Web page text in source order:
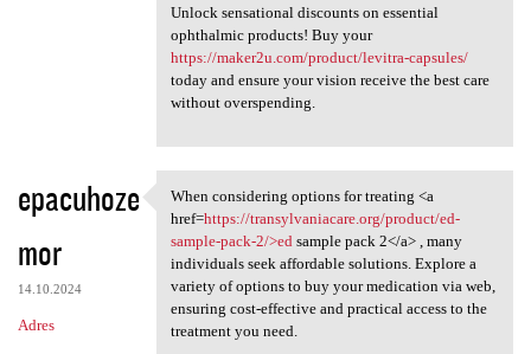
Unlock sensational discounts on essential
ophthalmic products! Buy your
https://maker2u.com/product/levitra-capsules/
today and ensure your vision receive the best care
without overspending.
epacuhoze
mor
14.10.2024
Adres
When considering options for
When considering options for treating <a
href=https://transylvaniacare.org/product/ed-
sample-pack-2/>ed sample pack 2</a> , many
individuals seek affordable solutions. Explore a
variety of options to buy your medication via web,
ensuring cost-effective and practical access to the
treatment you need.